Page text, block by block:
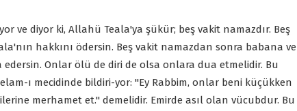
ve diyor ki, Allahü Teala'ya şükür; beş vakit namazdır. Beş
hakkını ödersin. Beş vakit namazdan sonra babana ve
Onlar ölü de diri de olsa onlara dua etmelidir. Bu
ı mecidinde bildiri-yor: "Ey Rabbim, onlar beni küçükken
merhamet et." demelidir. Emirde asıl olan vücubdur. Bu